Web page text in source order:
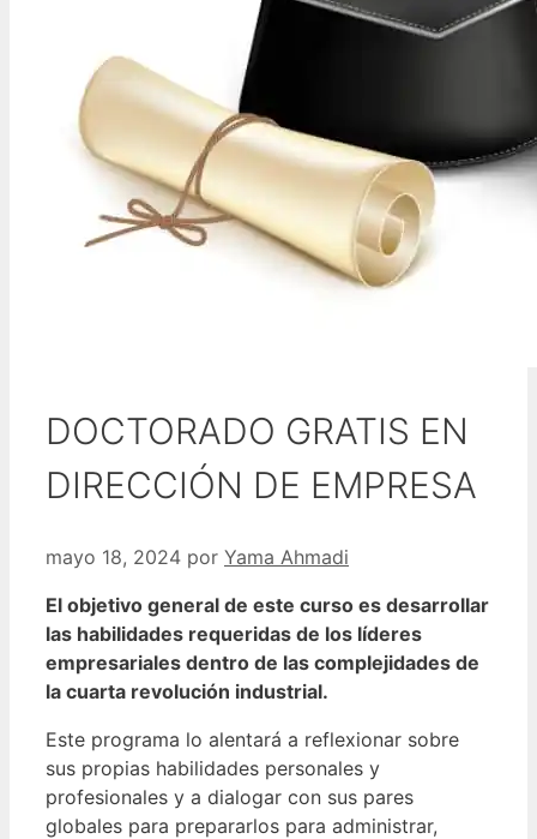
DOCTORADO GRATIS EN
DIRECCIÓN DE EMPRESA
mayo 18, 2024 por Yama Ahmadi
El objetivo general de este curso es desarrollar
las habilidades requeridas de los líderes
empresariales dentro de las complejidades de
la cuarta revolución industrial.
Este programa lo alentará a reflexionar sobre
sus propias habilidades personales y
profesionales y a dialogar con sus pares
globales para prepararlos para administrar,